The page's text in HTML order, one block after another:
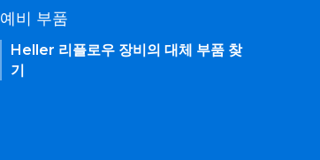
예비 부품
Heller 리플로우 장비의 대체 부품 찾
기